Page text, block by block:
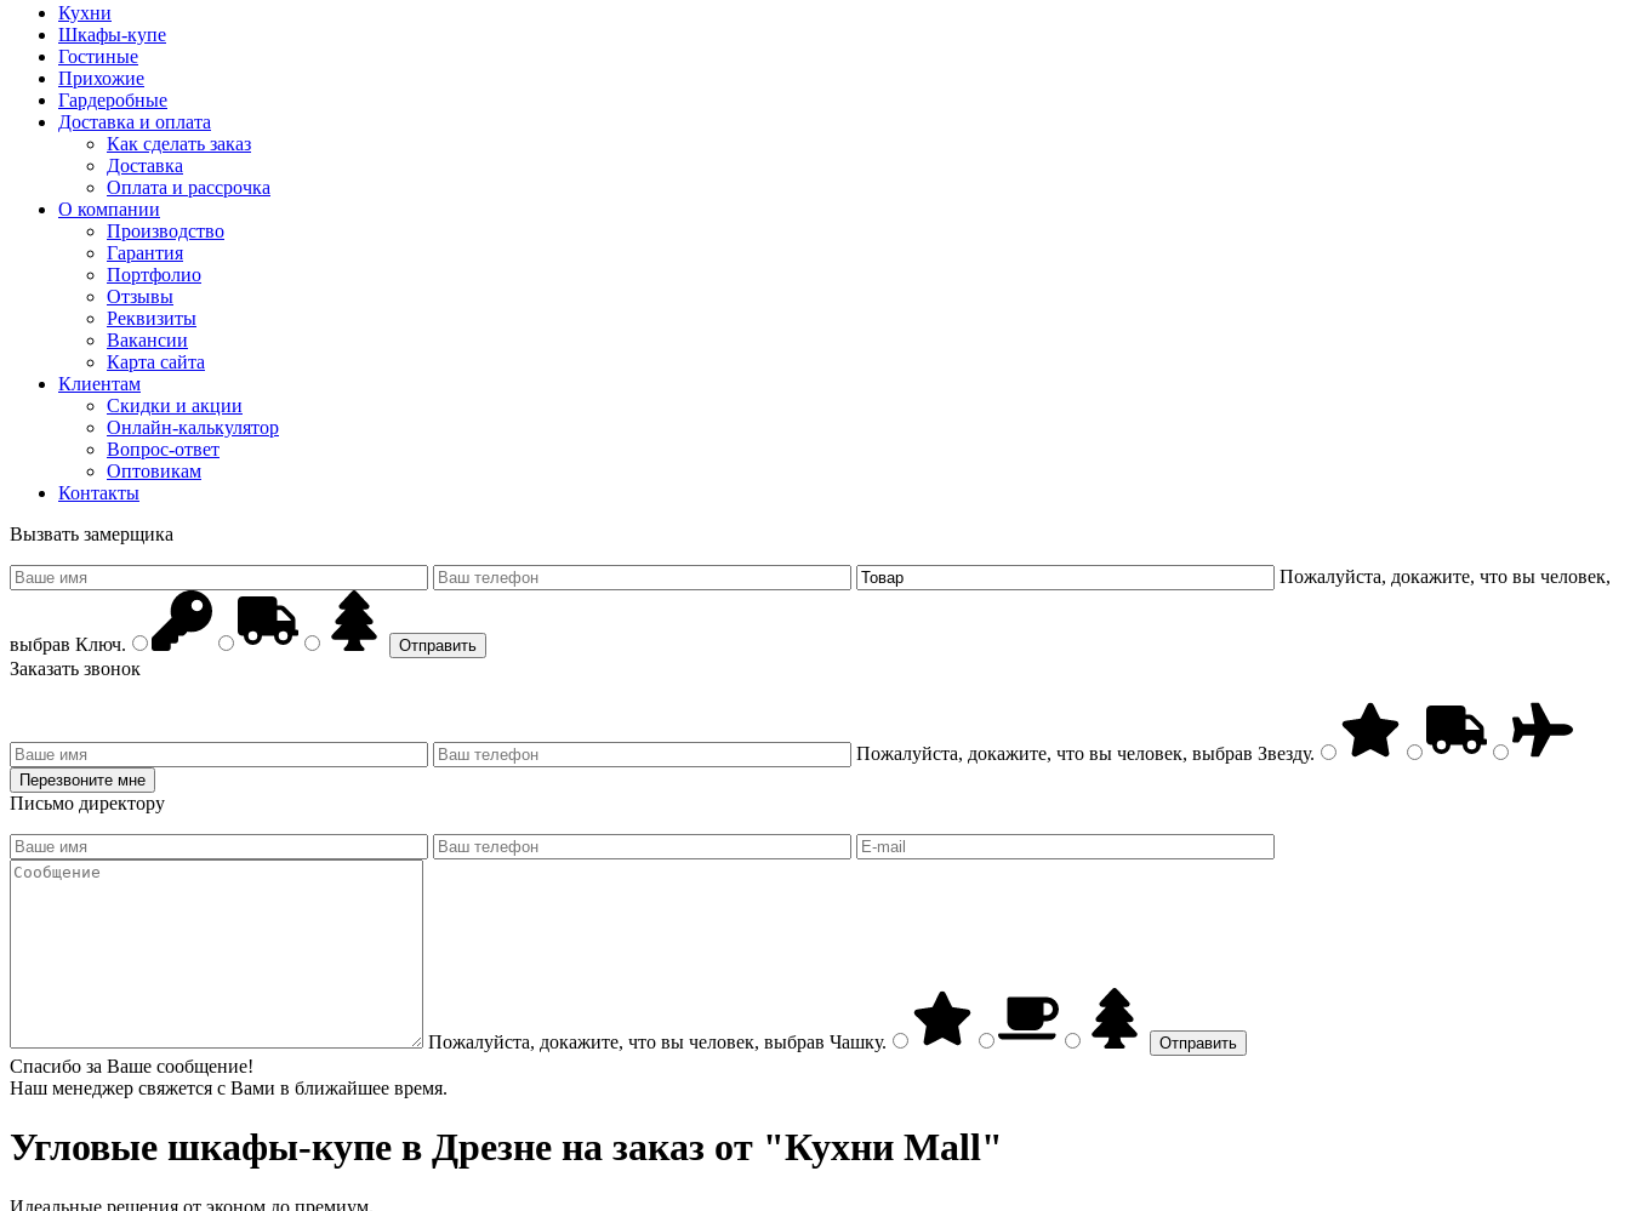
Кухни
Шкафы-купе
Гостиные
Прихожие
Гардеробные
Доставка и оплата
Как сделать заказ
Доставка
Оплата и рассрочка
О компании
Производство
Гарантия
Портфолио
Отзывы
Реквизиты
Вакансии
Карта сайта
Клиентам
Скидки и акции
Онлайн-калькулятор
Вопрос-ответ
Оптовикам
Контакты
Вызвать замерщика
Пожалуйста, докажите, что вы человек,
выбрав Ключ.
Заказать звонок
Пожалуйста, докажите, что вы человек, выбрав Звезду.
Письмо директору
Пожалуйста, докажите, что вы человек, выбрав Чашку.
Спасибо за Ваше сообщение!
Наш менеджер свяжется с Вами в ближайшее время.
Угловые шкафы-купе в Дрезне на заказ от "Кухни Mall"
Идеальные решения от эконом до премиум.